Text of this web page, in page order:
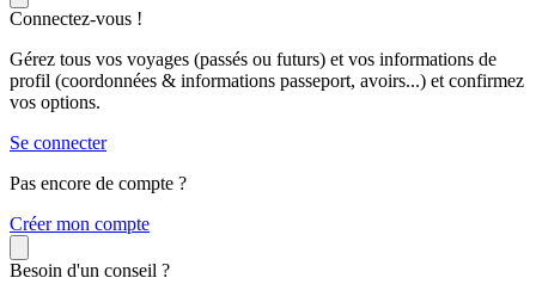
Connectez-vous !
Gérez tous vos voyages (passés ou futurs) et vos informations de
profil (coordonnées & informations passeport, avoirs...) et confirmez
vos options.
Se connecter
Pas encore de compte ?
Créer mon compte
Besoin d'un conseil ?